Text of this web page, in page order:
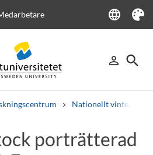
language
Language
Tema
person_outline
Logga in
search
Sök
Nationellt
porträtterad